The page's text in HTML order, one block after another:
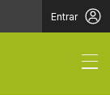
Entrar